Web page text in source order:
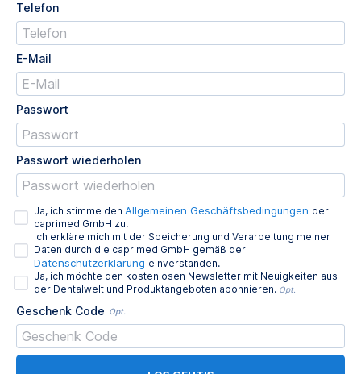
Telefon
E-Mail
Passwort
Passwort wiederholen
Ja, ich stimme den Allgemeinen Geschäftsbedingungen der
caprimed GmbH zu.
Ich erkläre mich mit der Speicherung und Verarbeitung meiner
Daten durch die caprimed GmbH gemäß der
Datenschutzerklärung einverstanden.
Ja, ich möchte den kostenlosen Newsletter mit Neuigkeiten aus
der Dentalwelt und Produktangeboten abonnieren. Opt.
Geschenk Code Opt.